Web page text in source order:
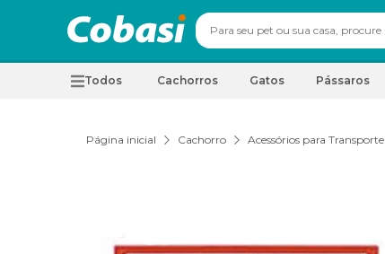
Todos Cachorros Gatos Pássaros
Página inicial Cachorro Acessórios para Transporte